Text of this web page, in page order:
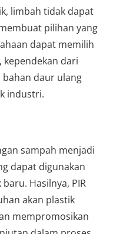
limbah tidak dapat
pilihan yang
dapat memilih
kependekan dari
bahan daur ulang
industri.
sampah menjadi
dapat digunakan
Hasilnya, PIR
akan plastik
mempromosikan